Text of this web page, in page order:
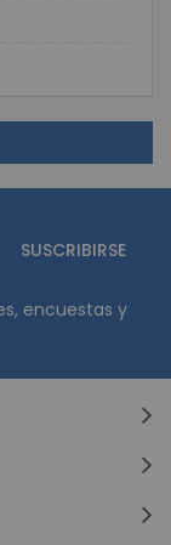
SUSCRIBIRSE
encuestas y